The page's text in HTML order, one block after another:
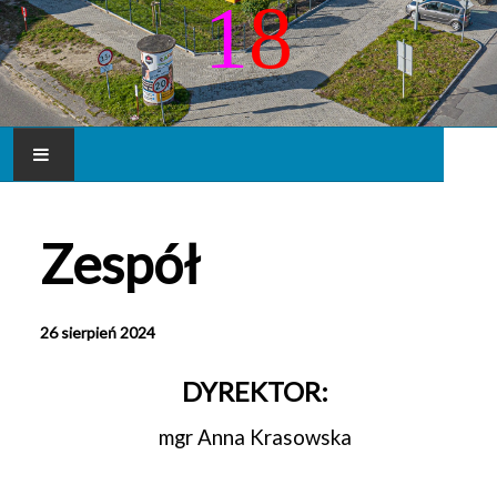
18
NASZE PRZEDSZKOLE
Zespół
26 sierpień 2024
DYREKTOR:
mgr Anna Krasowska